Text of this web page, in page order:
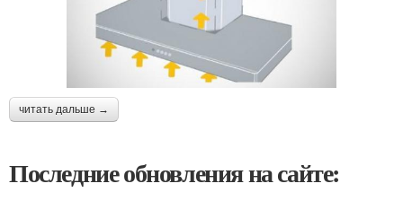
читать дальше →
Последние обновления на сайте: